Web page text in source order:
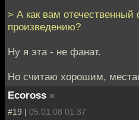
> А как вам
произведению?
Ну я эта - не фанат.
Но считаю хорошим,
Ecoross »
#19 | 05.01.08 01:37